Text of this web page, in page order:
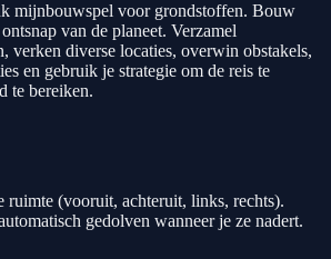
mijnbouwspel voor grondstoffen. Bouw
van de planeet. Verzamel
verken diverse locaties, overwin obstakels,
en gebruik je strategie om de reis te
te bereiken.
(vooruit, achteruit, links, rechts).
gedolven wanneer je ze nadert.